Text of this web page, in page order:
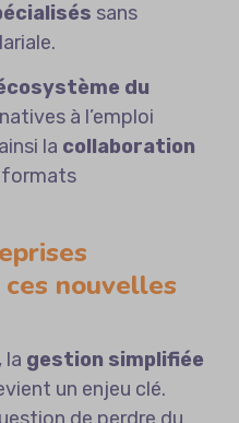
sans
du
à l’emploi
la collaboration
formats
nouvelles
la gestion simplifiée
un enjeu clé.